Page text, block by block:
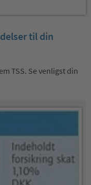
til din
TSS. Se venligst din